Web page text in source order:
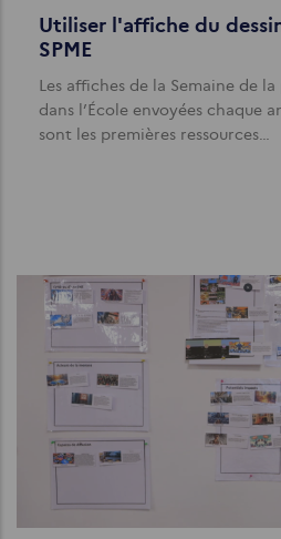
Utiliser l'affiche du
SPME
Les affiches de la Semaine de
dans l’École envoyées chaque
sont les premières ressources…